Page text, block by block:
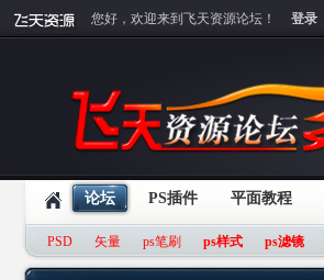
您好，欢迎来到飞天资源论坛！ 登录
论坛 PS插件 平面教程
PSD 矢量 ps笔刷 ps样式 ps滤镜